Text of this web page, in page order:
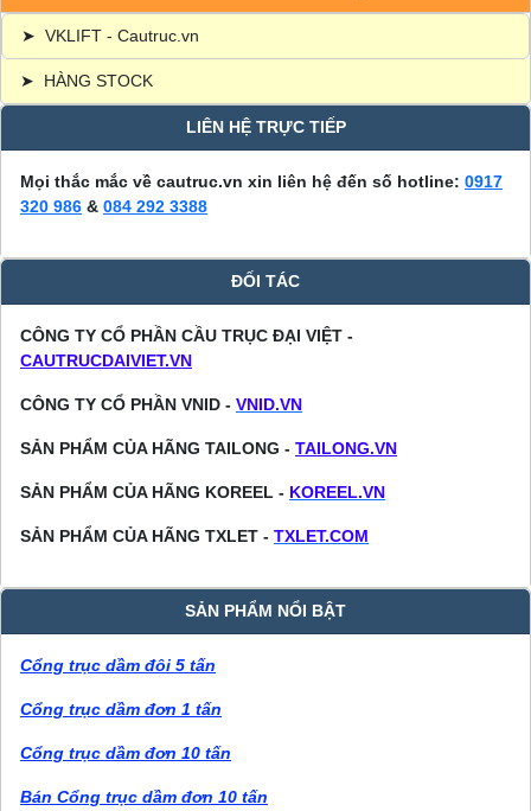
➤ VKLIFT - Cautruc.vn
➤ HÀNG STOCK
LIÊN HỆ TRỰC TIẾP
Mọi thắc mắc về cautruc.vn xin liên hệ đến số hotline: 0917
320 986 & 084 292 3388
ĐỐI TÁC
CÔNG TY CỔ PHẦN CẦU TRỤC ĐẠI VIỆT -
CAUTRUCDAIVIET.VN
CÔNG TY CỔ PHẦN VNID - VNID.VN
SẢN PHẨM CỦA HÃNG TAILONG - TAILONG.VN
SẢN PHẨM CỦA HÃNG KOREEL - KOREEL.VN
SẢN PHẨM CỦA HÃNG TXLET - TXLET.COM
SẢN PHẨM NỔI BẬT
Cổng trục dầm đôi 5 tấn
Cổng trục dầm đơn 1 tấn
Cổng trục dầm đơn 10 tấn
Bán Cổng trục dầm đơn 10 tấn